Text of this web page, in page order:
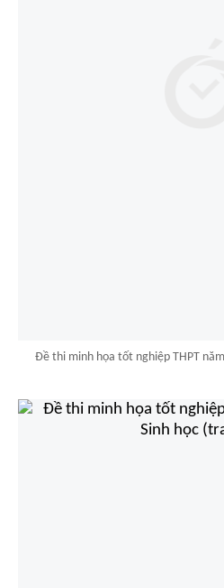
Đề thi minh họa tốt nghiệp THPT